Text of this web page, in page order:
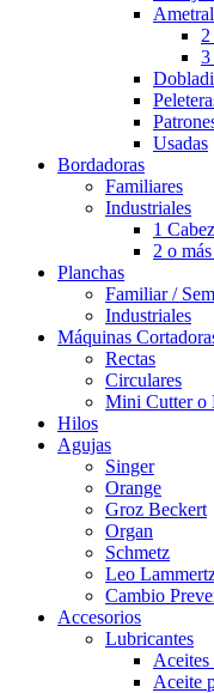
3
Usadas
Bordadoras
Familiares
Industriales
1
2 o
Planchas
Familiar /
Industriales
Máquinas
Rectas
Circulares
Mini Cutter o
Hilos
Agujas
Singer
Orange
Groz Beckert
Organ
Schmetz
Leo
Cambio
Accesorios
Lubricantes
Aceites
Aceite